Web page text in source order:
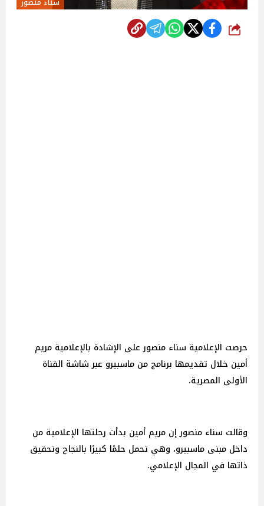
شارك
حرصت الإعلامية سناء منصور على الإشادة بالإعلامية مريم
أمين خلال تقديمها برنامج من ماسبيرو عبر شاشة القناة
الأولى المصرية.
وقالت سناء منصور إن مريم أمين بدأت رحلتها الإعلامية من
داخل مبنى ماسبيرو، وهي تحمل حلمًا كبيرًا بالنجاح وتحقيق
ذاتها في المجال الإعلامي.